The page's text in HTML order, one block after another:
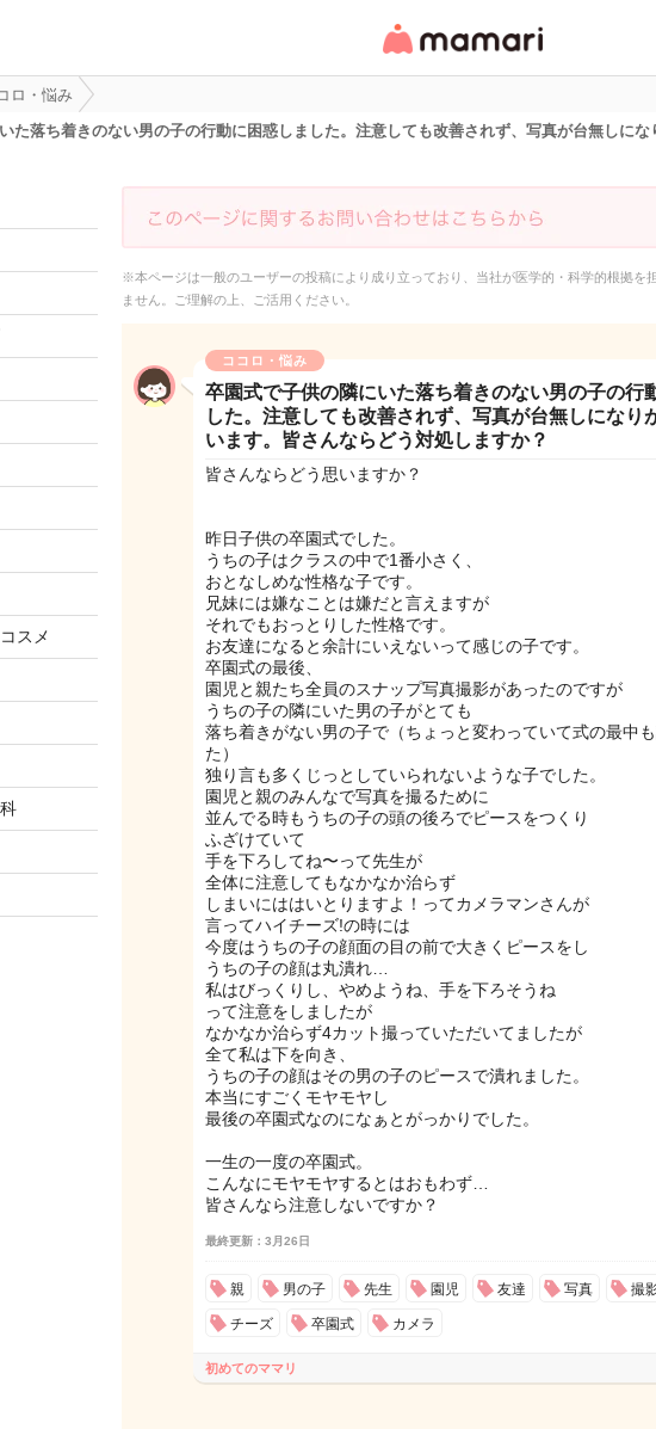
リ・情報サイト
ロ・悩み
た落ち着きのない男の子の行動に困惑しました。注意しても改善されず、写真が台無しに
スメ
※本ページは一般のユーザーの投稿により成り立っており、当社が医学的・科学的根拠を
ません。ご理解の上、ご活用ください。
ココロ・悩み
卒園式で子供の隣にいた落ち着きのない男の子の行
した。注意しても改善されず、写真が台無しになり
います。皆さんならどう対処しますか？
皆さんならどう思いますか？
昨日子供の卒園式でした。
うちの子はクラスの中で1番小さく、
おとなしめな性格な子です。
兄妹には嫌なことは嫌だと言えますが
それでもおっとりした性格です。
お友達になると余計にいえないって感じの子です。
卒園式の最後、
園児と親たち全員のスナップ写真撮影があったのですが
うちの子の隣にいた男の子がとても
落ち着きがない男の子で（ちょっと変わっていて式の最中
た）
独り言も多くじっとしていられないような子でした。
園児と親のみんなで写真を撮るために
並んでる時もうちの子の頭の後ろでピースをつくり
ふざけていて
手を下ろしてね〜って先生が
全体に注意してもなかなか治らず
しまいにははいとりますよ！ってカメラマンさんが
言ってハイチーズ!の時には
今度はうちの子の顔面の目の前で大きくピースをし
うちの子の顔は丸潰れ…
私はびっくりし、やめようね、手を下ろそうね
って注意をしましたが
なかなか治らず4カット撮っていただいてましたが
全て私は下を向き、
うちの子の顔はその男の子のピースで潰れました。
本当にすごくモヤモヤし
最後の卒園式なのになぁとがっかりでした。
一生の一度の卒園式。
こんなにモヤモヤするとはおもわず…
皆さんなら注意しないですか？
最終更新：3月26日
親 男の子 先生 園児 友達 写真 撮
チーズ 卒園式 カメラ
初めてのママリ